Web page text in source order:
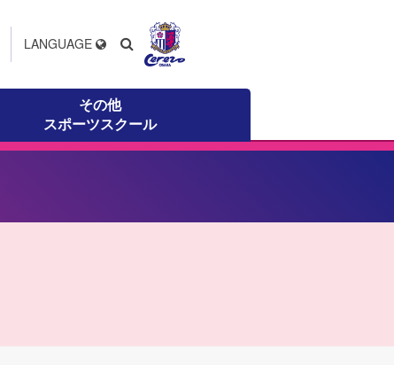
その他
スポーツスクール
LANGUAGE